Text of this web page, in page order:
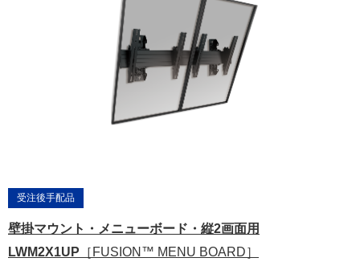
受注後手配品
壁掛マウント・メニューボード・縦2画面用
LWM2X1UP ［FUSION™ MENU BOARD］